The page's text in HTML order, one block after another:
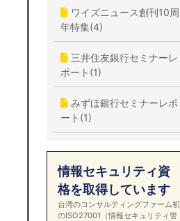
ワイズニュース創刊10周
年特集(4)
三井住友銀行セミナーレ
ポート(1)
みずほ銀行セミナーレポ
ート(1)
情報セキュリティ資
格を取得しています
台湾のコンサルティングファーム初
のISO27001（情報セキュリティ管